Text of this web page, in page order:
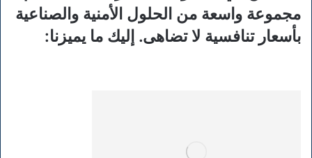
مجموعة واسعة من الحلول الأمنية والصناعية
بأسعار تنافسية لا تضاهى. إليك ما يميزنا: